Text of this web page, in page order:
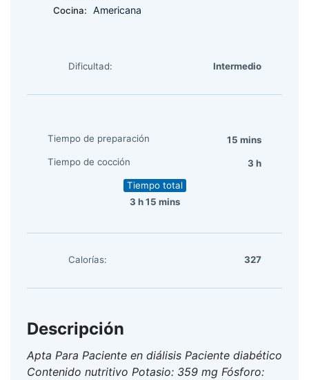
Cocina: Americana
Dificultad: Intermedio
Tiempo de preparación
15 mins
Tiempo de cocción
3 h
Tiempo total
3 h 15 mins
Calorías: 327
Descripción
Apta Para Paciente en diálisis Paciente diabético
Contenido nutritivo Potasio: 359 mg Fósforo: